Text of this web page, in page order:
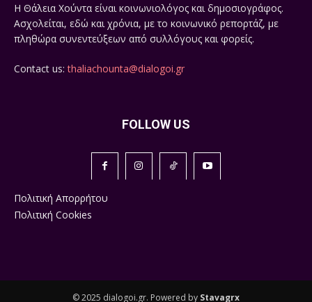
Η Θάλεια Χούντα είναι κοινωνιολόγος και δημοσιογράφος.
Ασχολείται, εδώ και χρόνια, με το κοινωνικό ρεπορτάζ, με
πληθώρα συνεντεύξεων από συλλόγους και φορείς.
Contact us:thaliachounta@dialogoi.gr
FOLLOW US
Πολιτική Απορρήτου
Πολιτική Cookies
© 2025 dialogoi.gr. Powered by Stavagrx